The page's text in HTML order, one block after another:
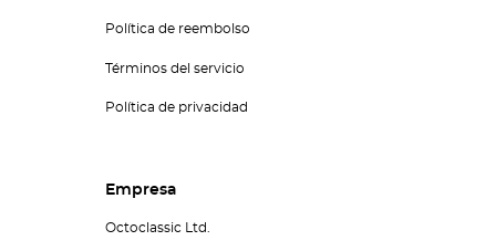
Política de reembolso
Términos del servicio
Política de privacidad
Empresa
Octoclassic Ltd.